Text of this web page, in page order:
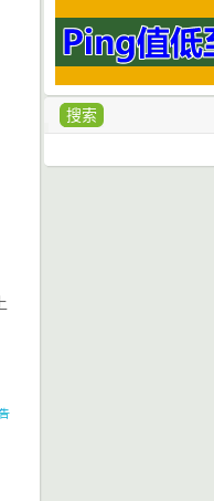
搜索